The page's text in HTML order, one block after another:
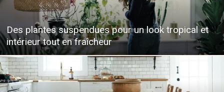
Des plantes suspendues pour un look tropical et
intérieur tout en fraîcheur